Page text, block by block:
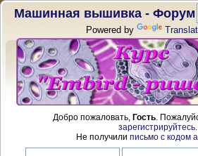
Машинная вышивка - Форум
Powered by
Добро пожаловать, Гость.
зарегистрируйтесь
Не получили письмо с кодом